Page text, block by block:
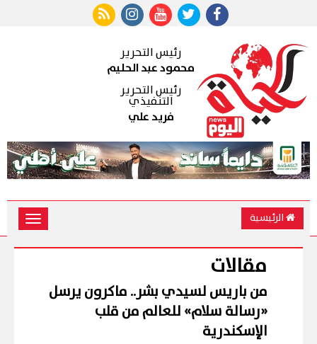
رئيس التحرير
محمود عبد الحليم
رئيس التحرير
التنفيذي
فريد علي
الرئيسية
Toggle
مقالات
من باريس لسيدي بشر.. ماكرون يرسل
«رسالة سلام» للعالم من قلب
الإسكندرية